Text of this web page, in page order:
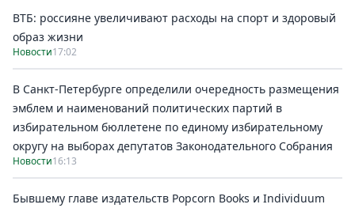
ВТБ: россияне увеличивают расходы на спорт и здоровый
образ жизни
Новости17:02
В Санкт-Петербурге определили очередность размещения
эмблем и наименований политических партий в
избирательном бюллетене по единому избирательному
округу на выборах депутатов Законодательного Собрания
Новости16:13
Бывшему главе издательств Popcorn Books и Individuum